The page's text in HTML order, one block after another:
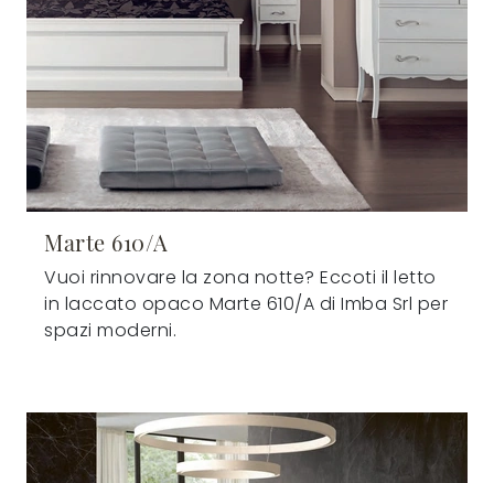
Marte 610/A
Vuoi rinnovare la zona notte? Eccoti il letto
in laccato opaco Marte 610/A di Imba Srl per
spazi moderni.